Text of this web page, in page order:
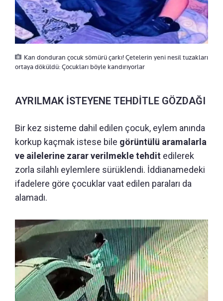
Kan donduran çocuk sömürü çarkı! Çetelerin yeni nesil tuzakları
ortaya döküldü: Çocukları böyle kandırıyorlar
AYRILMAK İSTEYENE TEHDİTLE GÖZDAĞI
Bir kez sisteme dahil edilen çocuk, eylem anında
korkup kaçmak istese bile görüntülü aramalarla
ve ailelerine zarar verilmekle tehdit edilerek
zorla silahlı eylemlere sürüklendi. İddianamedeki
ifadelere göre çocuklar vaat edilen paraları da
alamadı.